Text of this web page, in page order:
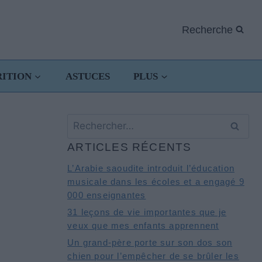
Recherche
ASTUCES PLUS
Rechercher :
ARTICLES RÉCENTS
L’Arabie saoudite introduit l’éducation
musicale dans les écoles et a engagé 9
000 enseignantes
31 leçons de vie importantes que je
veux que mes enfants apprennent
Un grand-père porte sur son dos son
chien pour l’empêcher de se brûler les